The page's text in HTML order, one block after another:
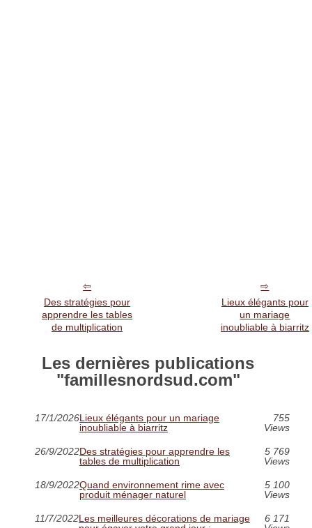
Des stratégies pour
apprendre les tables
de multiplication
Lieux élégants pour
un mariage
inoubliable à biarritz
Les dernières publications
"famillesnordsud.com"
17/1/2026Lieux élégants pour un mariage
inoubliable à biarritz
755
Views
26/9/2022Des stratégies pour apprendre les
tables de multiplication
5 769
Views
18/9/2022Quand environnement rime avec
produit ménager naturel
5 100
Views
11/7/2022Les meilleures décorations de mariage
6 171